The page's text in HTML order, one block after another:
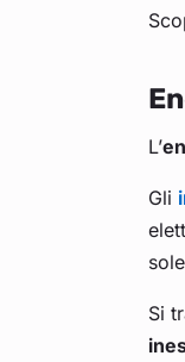
L’
Gli
Si